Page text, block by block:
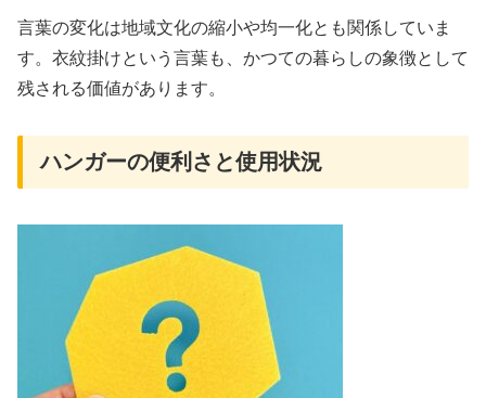
言葉の変化は地域文化の縮小や均一化とも関係していま
す。衣紋掛けという言葉も、かつての暮らしの象徴として
残される価値があります。
ハンガーの便利さと使用状況